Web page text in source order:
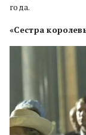
года.
«Сестра